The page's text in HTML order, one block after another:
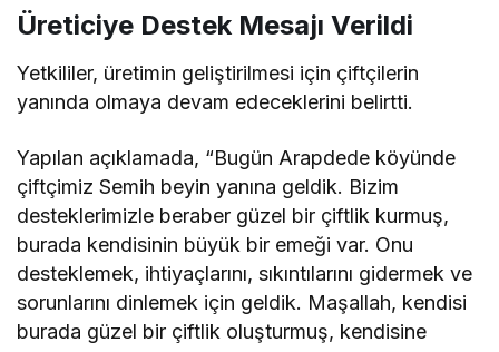
Üreticiye Destek Mesajı Verildi
Yetkililer, üretimin geliştirilmesi için çiftçilerin
yanında olmaya devam edeceklerini belirtti.
Yapılan açıklamada, “Bugün Arapdede köyünde
çiftçimiz Semih beyin yanına geldik. Bizim
desteklerimizle beraber güzel bir çiftlik kurmuş,
burada kendisinin büyük bir emeği var. Onu
desteklemek, ihtiyaçlarını, sıkıntılarını gidermek ve
sorunlarını dinlemek için geldik. Maşallah, kendisi
burada güzel bir çiftlik oluşturmuş, kendisine